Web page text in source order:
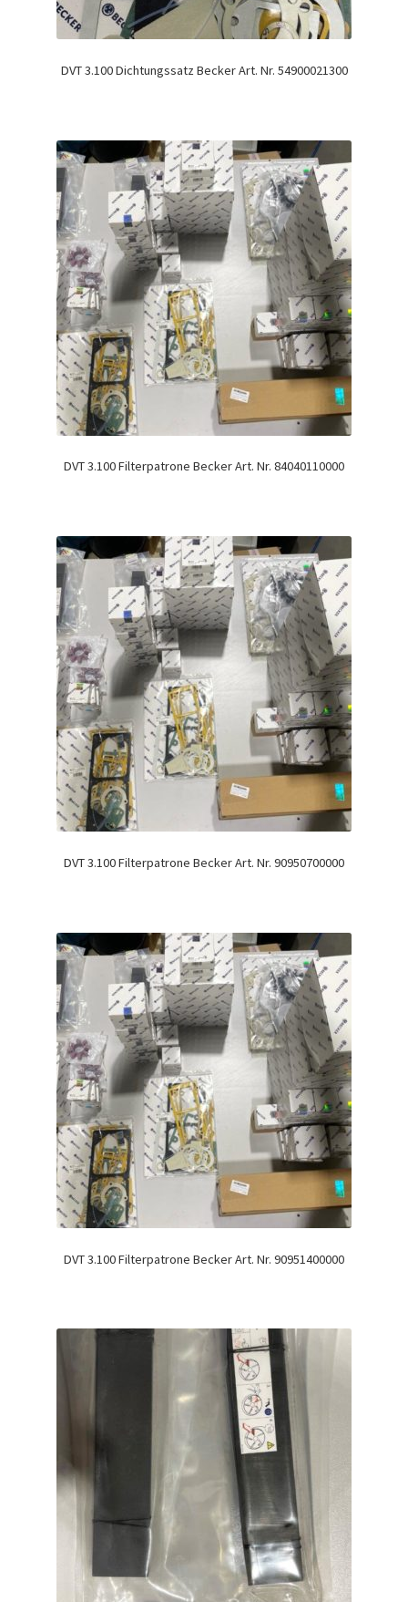
DVT 3.100 Dichtungssatz Becker Art. Nr. 54900021300
DVT 3.100 Filterpatrone Becker Art. Nr. 84040110000
DVT 3.100 Filterpatrone Becker Art. Nr. 90950700000
DVT 3.100 Filterpatrone Becker Art. Nr. 90951400000